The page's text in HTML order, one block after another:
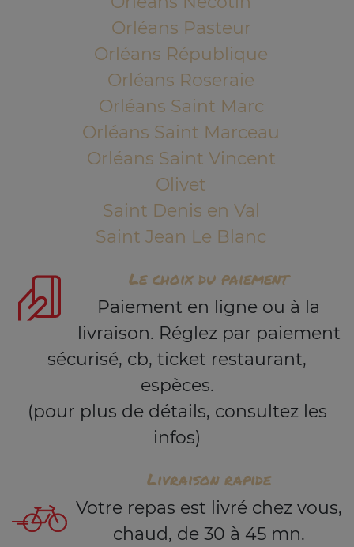
Orléans Pasteur
Orléans République
Orléans Roseraie
Orléans Saint Marc
Orléans Saint Marceau
Orléans Saint Vincent
Olivet
Saint Denis en Val
Saint Jean Le Blanc
Le choix du paiement
Paiement en ligne ou à la
livraison. Réglez par paiement
sécurisé, cb, ticket restaurant,
espèces.
(pour plus de détails, consultez les
infos)
Livraison rapide
Votre repas est livré chez vous,
chaud, de 30 à 45 mn.